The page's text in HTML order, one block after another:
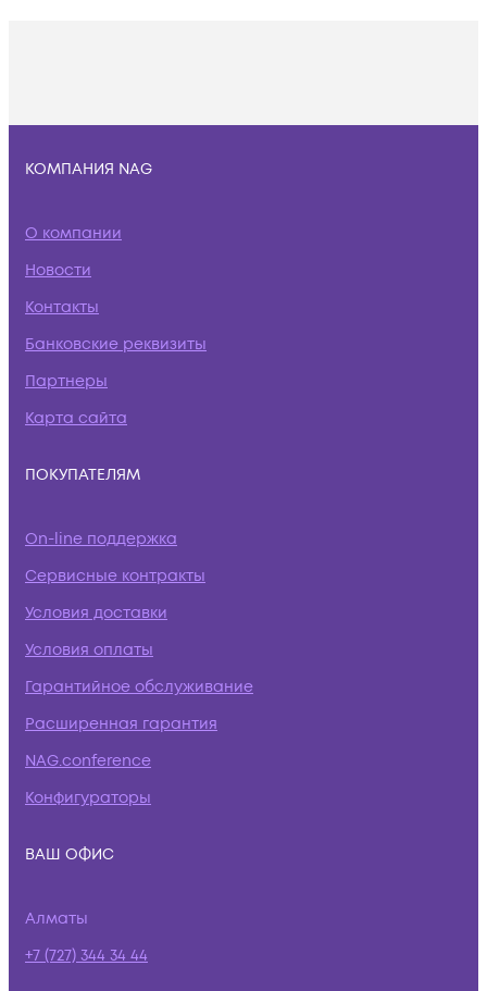
КОМПАНИЯ NAG
О компании
Новости
Контакты
Банковские реквизиты
Партнеры
Карта сайта
ПОКУПАТЕЛЯМ
On-line поддержка
Сервисные контракты
Условия доставки
Условия оплаты
Гарантийное обслуживание
Расширенная гарантия
NAG.conference
Конфигураторы
ВАШ ОФИС
Алматы
+7 (727) 344 34 44